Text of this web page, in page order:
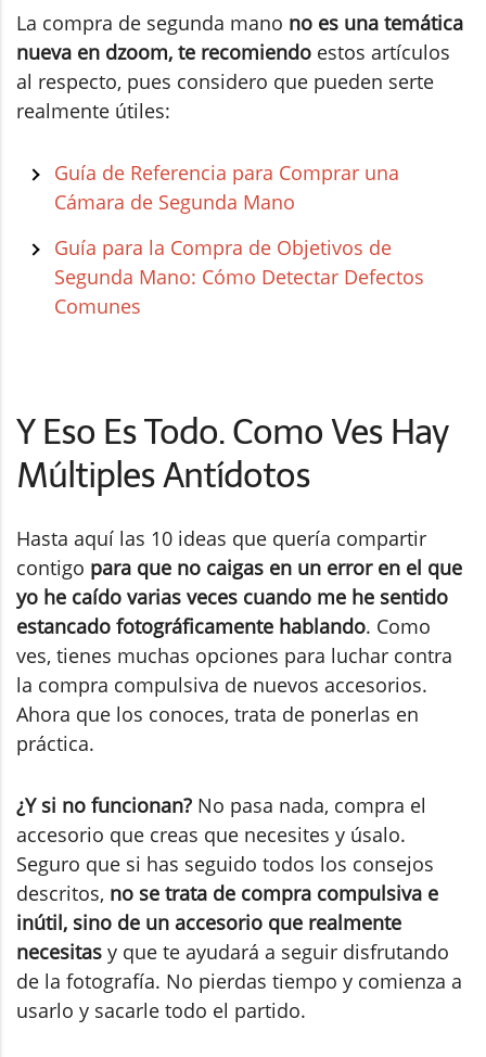
La compra de segunda mano no es una temática
nueva en dzoom, te recomiendo estos artículos
al respecto, pues considero que pueden serte
realmente útiles:
Guía de Referencia para Comprar una
Cámara de Segunda Mano
Guía para la Compra de Objetivos de
Segunda Mano: Cómo Detectar Defectos
Comunes
Y Eso Es Todo. Como Ves Hay
Múltiples Antídotos
Hasta aquí las 10 ideas que quería compartir
contigo para que no caigas en un error en el que
yo he caído varias veces cuando me he sentido
estancado fotográficamente hablando. Como
ves, tienes muchas opciones para luchar contra
la compra compulsiva de nuevos accesorios.
Ahora que los conoces, trata de ponerlas en
práctica.
¿Y si no funcionan? No pasa nada, compra el
accesorio que creas que necesites y úsalo.
Seguro que si has seguido todos los consejos
descritos, no se trata de compra compulsiva e
inútil, sino de un accesorio que realmente
necesitas y que te ayudará a seguir disfrutando
de la fotografía. No pierdas tiempo y comienza a
usarlo y sacarle todo el partido.